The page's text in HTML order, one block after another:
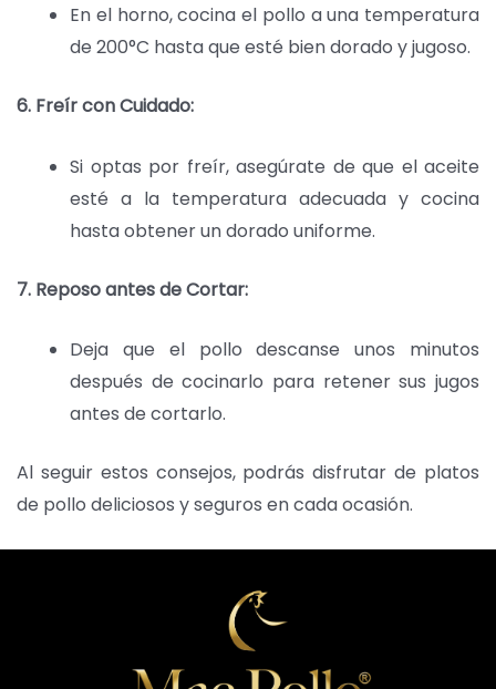
En el horno, cocina el pollo a una temperatura
de 200°C hasta que esté bien dorado y jugoso.
6. Freír con Cuidado:
Si optas por freír, asegúrate de que el aceite
esté a la temperatura adecuada y cocina
hasta obtener un dorado uniforme.
7. Reposo antes de Cortar:
Deja que el pollo descanse unos minutos
después de cocinarlo para retener sus jugos
antes de cortarlo.
Al seguir estos consejos, podrás disfrutar de platos
de pollo deliciosos y seguros en cada ocasión.